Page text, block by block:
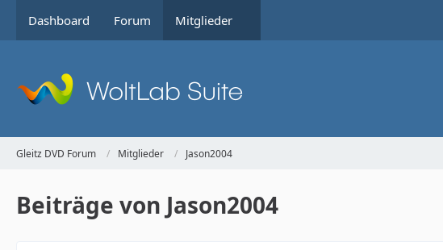
Dashboard Forum Mitglieder
Gleitz DVD Forum Mitglieder Jason2004
Beiträge von Jason2004